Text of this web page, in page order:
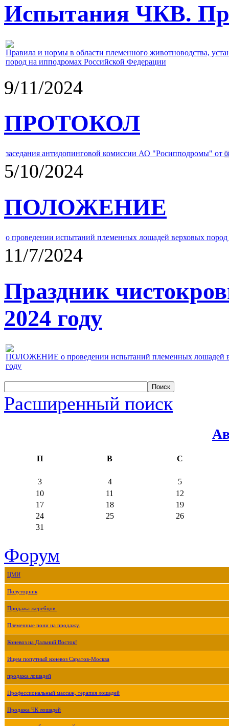
Испытания ЧКВ.
Правила и нормы в области племенного животноводства,
пород на ипподромах Российской Федерации
9/11/2024
ПРОТОКОЛ
заседания антидопинговой комиссии АО "Росипподромы" от
5/10/2024
ПОЛОЖЕНИЕ
о проведении испытаний племенных лошадей верховых
11/7/2024
Праздник
2024 году
ПОЛОЖЕНИЕ о проведении испытаний племенных лошадей
году
Расширенный поиск
П В С
3 4
5
10
11
12
17
18
19
24
25
26
31
Форум
ЦМИ
Полуторник
Продажа жеребцов.
Племенные пони на продажу.
Коневоз на Дальний Восток!
Ищем попутный коневоз Саратов-Москва
продажа лошадей
Профессиональный массаж, терапия лошадей
Продажа ЧК лошадей